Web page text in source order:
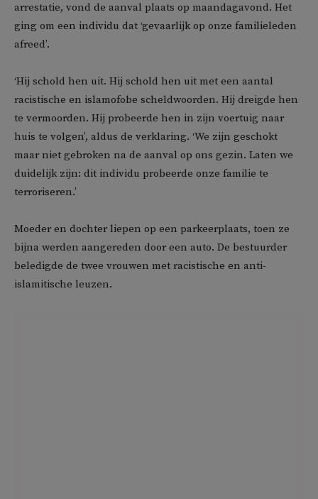
arrestatie, vond de aanval plaats op maandagavond. Het
ging om een individu dat ‘gevaarlijk op onze familieleden
afreed’.
‘Hij schold hen uit. Hij schold hen uit met een aantal
racistische en islamofobe scheldwoorden. Hij dreigde hen
te vermoorden. Hij probeerde hen in zijn voertuig naar
huis te volgen’, aldus de verklaring. ‘We zijn geschokt
maar niet gebroken na de aanval op ons gezin. Laten we
duidelijk zijn: dit individu probeerde onze familie te
terroriseren.’
Moeder en dochter liepen op een parkeerplaats, toen ze
bijna werden aangereden door een auto. De bestuurder
beledigde de twee vrouwen met racistische en anti-
islamitische leuzen.